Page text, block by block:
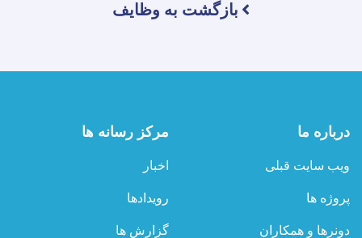
بازگشت به وظایف
درباره ما
ویب سایت قبلی
پروژه ها
دونرها و همکاران
مرکز رسانه ها
اخبار
رویدادها
گزارش ها